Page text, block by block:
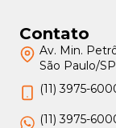
Contato
Av. Min.
São Paulo/
(11) 3975-
(11) 3975-